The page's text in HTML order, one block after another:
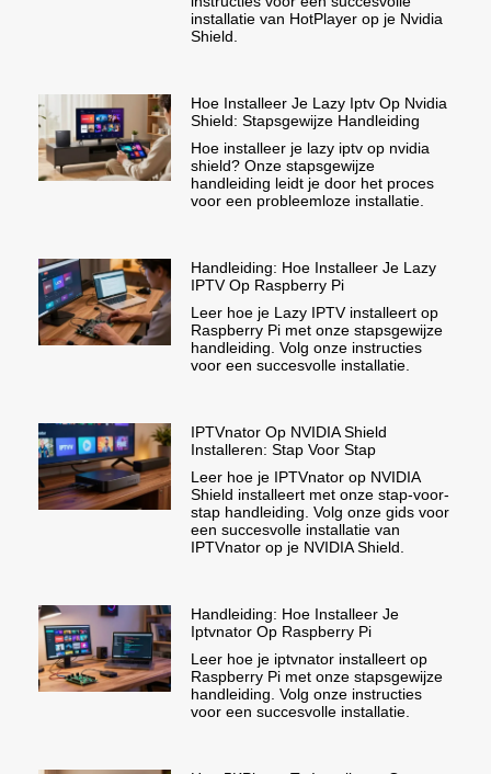
installatie van HotPlayer op je Nvidia
Shield.
Hoe Installeer Je Lazy Iptv Op Nvidia
Shield: Stapsgewijze Handleiding
Hoe installeer je lazy iptv op nvidia
shield? Onze stapsgewijze
handleiding leidt je door het proces
voor een probleemloze installatie.
Handleiding: Hoe Installeer Je Lazy
IPTV Op Raspberry Pi
Leer hoe je Lazy IPTV installeert op
Raspberry Pi met onze stapsgewijze
handleiding. Volg onze instructies
voor een succesvolle installatie.
IPTVnator Op NVIDIA Shield
Installeren: Stap Voor Stap
Leer hoe je IPTVnator op NVIDIA
Shield installeert met onze stap-voor-
stap handleiding. Volg onze gids voor
een succesvolle installatie van
IPTVnator op je NVIDIA Shield.
Handleiding: Hoe Installeer Je
Iptvnator Op Raspberry Pi
Leer hoe je iptvnator installeert op
Raspberry Pi met onze stapsgewijze
handleiding. Volg onze instructies
voor een succesvolle installatie.